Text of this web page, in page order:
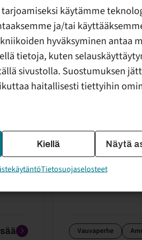
käytämme
ja/tai
hyväksyminen antaa
tietoja, kuten
sivustolla. Suostumuksen
haitallisesti tiettyihin
Kiellä Näytä
Tietosuojaselosteet
Selaa tulevat
järjestettävät
Vauvaperhe